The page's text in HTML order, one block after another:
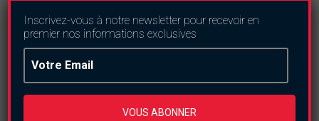
Employabilité au
Burkina Faso :
Orange connecte les
jeunes talents aux
entreprises
Inscrivez-vous à notre newsletter pour recevoir en
premier nos informations exclusives
VOUS ABONNER